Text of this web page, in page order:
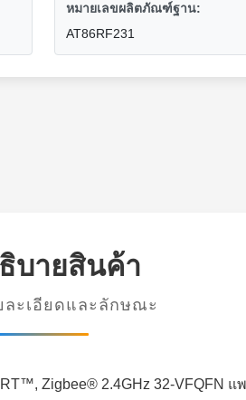
หมายเลขผลิตภัณฑ์ฐาน:
AT86RF231
บายสินค้า
ละเอียดและลักษณะ
Zigbee® 2.4GHz 32-VFQFN